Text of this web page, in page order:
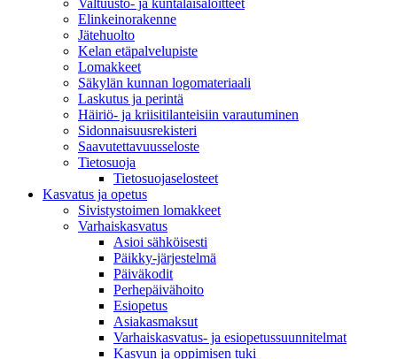
Valtuusto- ja kuntalaisaloitteet
Elinkeinorakenne
Jätehuolto
Kelan etäpalvelupiste
Lomakkeet
Säkylän kunnan logomateriaali
Laskutus ja perintä
Häiriö- ja kriisitilanteisiin varautuminen
Sidonnaisuusrekisteri
Saavutettavuusseloste
Tietosuoja
Tietosuojaselosteet
Kasvatus ja opetus
Sivistystoimen lomakkeet
Varhaiskasvatus
Asioi sähköisesti
Päikky-järjestelmä
Päiväkodit
Perhepäivähoito
Esiopetus
Asiakasmaksut
Varhaiskasvatus- ja esiopetussuunnitelmat
Kasvun ja oppimisen tuki